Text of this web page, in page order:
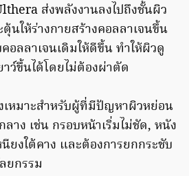
ส่งพลังงานลงไปถึงชั้นผิว
นให้ร่างกายสร้างคอลลาเจนขึ้น
อลลาเจนเดิมให้ดีขึ้น ทำให้ผิวดู
ว์ขึ้นได้โดยไม่ต้องผ่าตัด
เหมาะสำหรับผู้ที่มีปัญหาผิวหย่อน
าง เช่น กรอบหน้าเริ่มไม่ชัด, หนัง
ยงใต้คาง และต้องการยกกระชับ
ยกรรม